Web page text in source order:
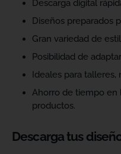
Descarga digital
Diseños preparados
Gran variedad de
Posibilidad de
Ideales para talleres,
Ahorro de tiempo en
productos.
Descarga tus